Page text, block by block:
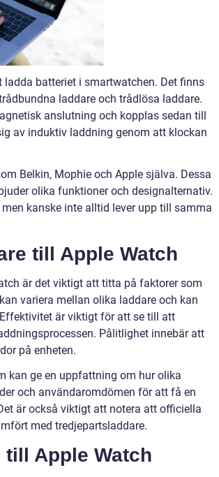
ladda batteriet i smartwatchen. Det finns
laddare och trådlösa laddare.
anslutning och kopplas sedan till
av induktiv laddning genom att klockan
Belkin, Mophie och Apple själva. Dessa
olika funktioner och designalternativ.
kanske inte alltid lever upp till samma
till Apple Watch
är det viktigt att titta på faktorer som
variera mellan olika laddare och kan
är viktigt för att se till att
Pålitlighet innebär att
på enheten.
kan ge en uppfattning om hur olika
och användaromdömen för att få en
är också viktigt att notera att officiella
med tredjepartsladdare.
Apple Watch